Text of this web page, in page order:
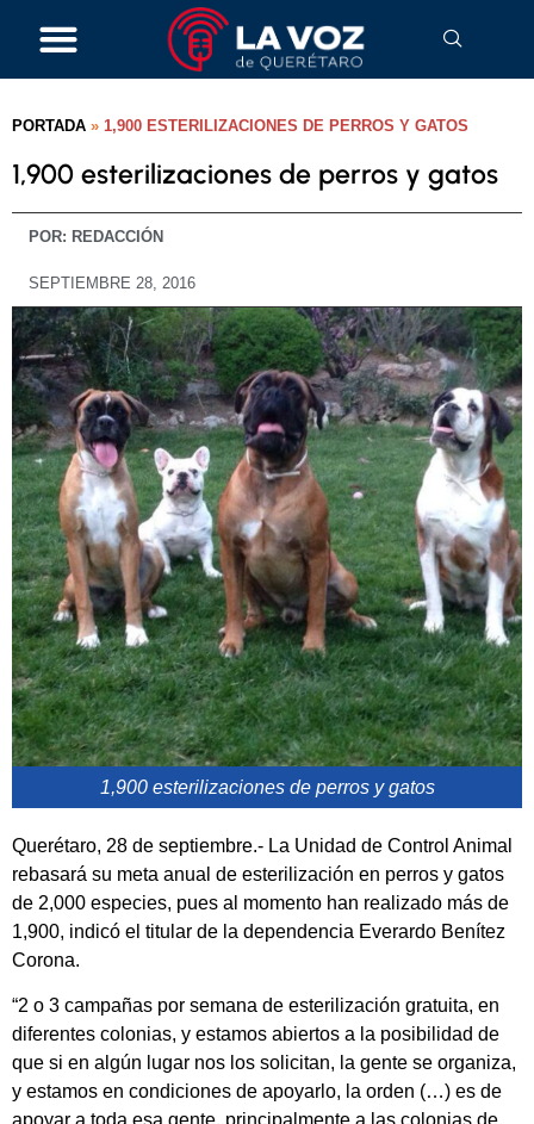
PORTADA » 1,900 ESTERILIZACIONES DE PERROS Y GATOS
1,900 esterilizaciones de perros y gatos
POR: REDACCIÓN
SEPTIEMBRE 28, 2016
1,900 esterilizaciones de perros y gatos
Querétaro, 28 de septiembre.- La Unidad de Control Animal
rebasará su meta anual de esterilización en perros y gatos
de 2,000 especies, pues al momento han realizado más de
1,900, indicó el titular de la dependencia Everardo Benítez
Corona.
“2 o 3 campañas por semana de esterilización gratuita, en
diferentes colonias, y estamos abiertos a la posibilidad de
que si en algún lugar nos los solicitan, la gente se organiza,
y estamos en condiciones de apoyarlo, la orden (…) es de